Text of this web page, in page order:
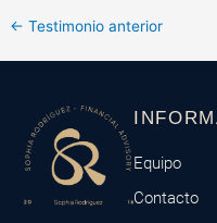
← Testimonio anterior
Equipo
Contacto